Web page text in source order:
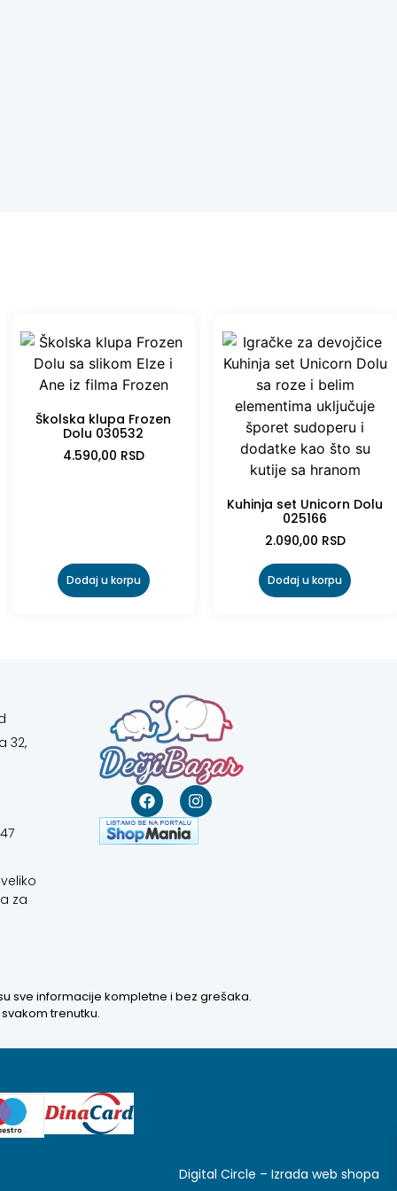
Školska klupa Frozen
Dolu 030532
4.590,00 RSD
Dodaj u korpu
Kuhinja set Unicorn Dolu
025166
2.090,00 RSD
Dodaj u korpu
32,
za
sve informacije kompletne i bez grešaka.
trenutku.
Digital Circle – Izrada web shopa